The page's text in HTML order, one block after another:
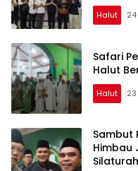
Halut
Safari
Halut
Halut
Sambut
Himbau